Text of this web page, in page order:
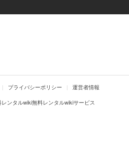
プライバシーポリシー
運営者情報
ンタルwiki無料レンタルwikiサービス